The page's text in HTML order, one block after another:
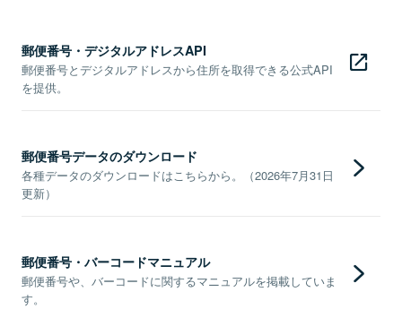
郵便番号・デジタルアドレスAPI
郵便番号とデジタルアドレスから住所を取得できる公式API
を提供。
郵便番号データのダウンロード
各種データのダウンロードはこちらから。（2026年7月31日
更新）
郵便番号・バーコードマニュアル
郵便番号や、バーコードに関するマニュアルを掲載していま
す。